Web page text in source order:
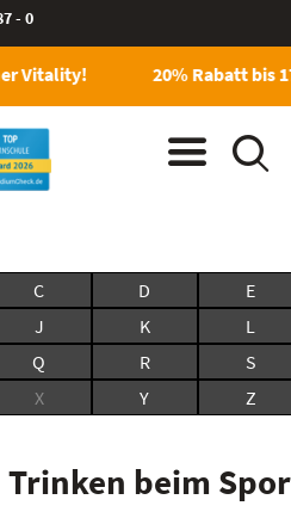
- 0
Vitality! 20% Rabatt bis
C D
E
J K
L
Q R
S
X Y Z
beim